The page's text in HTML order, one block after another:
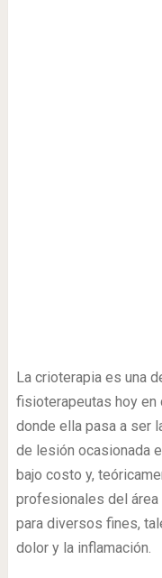
La crioterapia es una
fisioterapeutas hoy en
donde ella pasa a ser
de lesión ocasionada
bajo costo y,
profesionales del
para diversos fines,
dolor y la inflamación.